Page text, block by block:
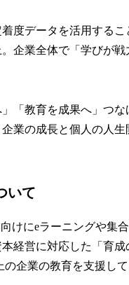
度データを活用する
企業全体で「学びが
「教育を成果へ」つ
業の成長と個人の人
いて
けにeラーニングや集
経営に対応した「育
の企業の教育を支援して